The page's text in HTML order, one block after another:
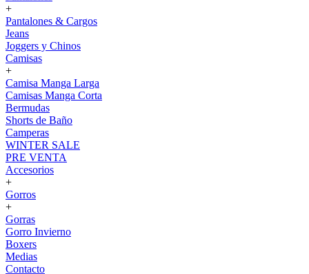
+
Pantalones & Cargos
Jeans
Joggers y Chinos
Camisas
+
Camisa Manga Larga
Camisas Manga Corta
Bermudas
Shorts de Baño
Camperas
WINTER SALE
PRE VENTA
Accesorios
+
Gorros
+
Gorras
Gorro Invierno
Boxers
Medias
Contacto